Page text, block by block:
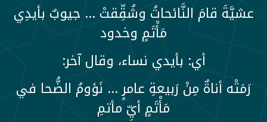
عشيَّةَ قامَ النَّائحاتُ وشُقِّقتْ … جيوبٌ بأيدِي
مَأْتَمٍ وخدود
أي: بأيدي نساء، وقال آخر:
رَمَتْه أناةٌ مِنْ رَبيعةِ عامرٍ … نَؤومُ الضُّحا في
مَأْتَمٍ أيِّ مأتمِ